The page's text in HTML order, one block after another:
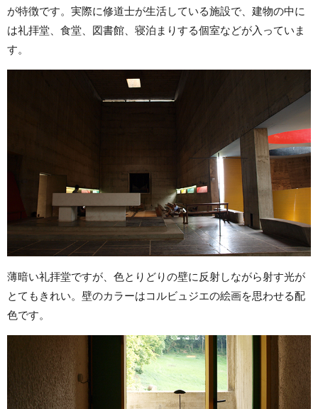
が特徴です。実際に修道士が生活している施設で、建物の中に
は礼拝堂、食堂、図書館、寝泊まりする個室などが入っていま
す。
薄暗い礼拝堂ですが、色とりどりの壁に反射しながら射す光が
とてもきれい。壁のカラーはコルビュジエの絵画を思わせる配
色です。